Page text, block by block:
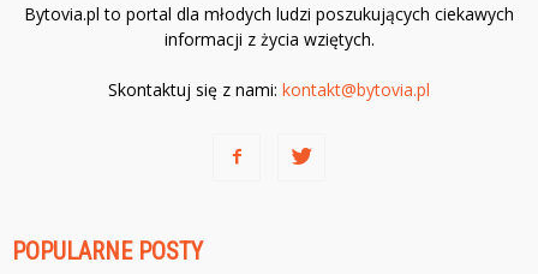
Bytovia.pl to portal dla młodych ludzi poszukujących ciekawych
informacji z życia wziętych.
Skontaktuj się z nami: kontakt@bytovia.pl
POPULARNE POSTY